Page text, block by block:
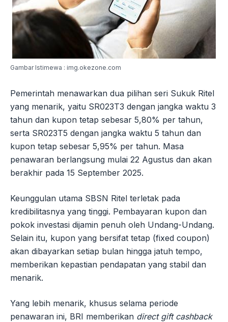
Gambar Istimewa : img.okezone.com
Pemerintah menawarkan dua pilihan seri Sukuk Ritel
yang menarik, yaitu SR023T3 dengan jangka waktu 3
tahun dan kupon tetap sebesar 5,80% per tahun,
serta SR023T5 dengan jangka waktu 5 tahun dan
kupon tetap sebesar 5,95% per tahun. Masa
penawaran berlangsung mulai 22 Agustus dan akan
berakhir pada 15 September 2025.
Keunggulan utama SBSN Ritel terletak pada
kredibilitasnya yang tinggi. Pembayaran kupon dan
pokok investasi dijamin penuh oleh Undang-Undang.
Selain itu, kupon yang bersifat tetap (fixed coupon)
akan dibayarkan setiap bulan hingga jatuh tempo,
memberikan kepastian pendapatan yang stabil dan
menarik.
Yang lebih menarik, khusus selama periode
penawaran ini, BRI memberikan direct gift cashback